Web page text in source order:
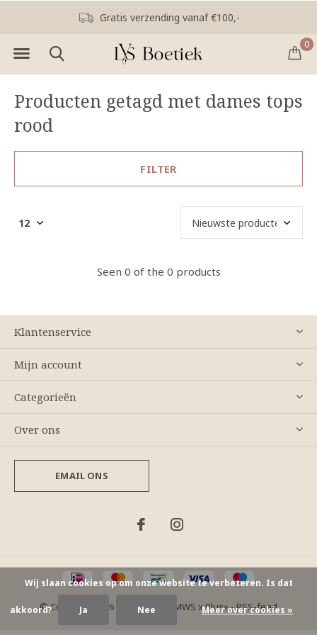
0
Gratis verzending vanaf €100,-
Producten getagd met dames tops
rood
FILTER
Seen 0 of the 0 products
Klantenservice
Mijn account
Categorieën
Over ons
EMAIL ONS
© Copyright 2026 - Theme By DMWS xPlus+-RSS-feed
Wij slaan cookies op om onze website te verbeteren. Is dat
akkoord? Ja Nee Meer over cookies »